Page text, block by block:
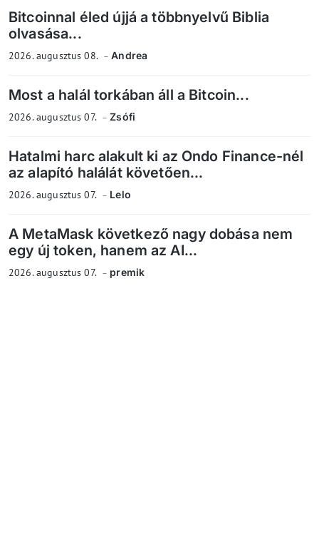
Bitcoinnal éled újjá a többnyelvű Biblia
olvasása...
2026. augusztus 08. Andrea
Most a halál torkában áll a Bitcoin...
2026. augusztus 07. Zsófi
Hatalmi harc alakult ki az Ondo Finance-nél
az alapító halálát követően...
2026. augusztus 07. Lelo
A MetaMask következő nagy dobása nem
egy új token, hanem az AI...
2026. augusztus 07. premik